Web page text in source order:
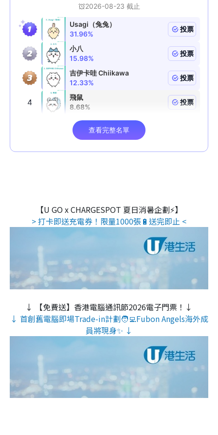
【U GO x CHARGESPOT 夏日消暑企劃⚡】
> 打卡即送充電券！限量1000張🔋送完即止 <
↓ 【免費送】香港電腦通訊節2026電子門票！↓
↓ 首創舊電腦即場Trade-in計劃🧑‍💻Fubon Angels海外成
員將現身✨ ↓